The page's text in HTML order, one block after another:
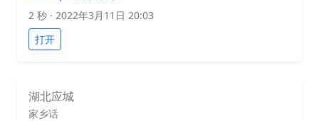
2 秒 · 2022年3月11日 20:03
打开
湖北应城
家乡话